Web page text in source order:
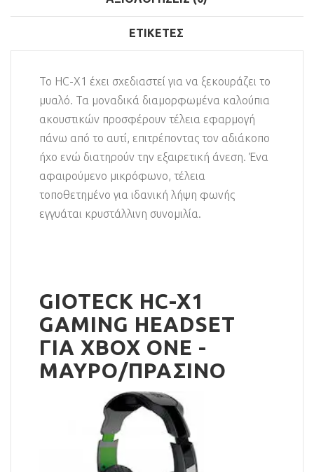
ΕΤΙΚΈΤΕΣ
Το HC-X1 έχει σχεδιαστεί για να ξεκουράζει το
μυαλό. Τα μοναδικά διαμορφωμένα καλούπια
ακουστικών προσφέρουν τέλεια εφαρμογή
πάνω από το αυτί, επιτρέποντας τον αδιάκοπο
ήχο ενώ διατηρούν την εξαιρετική άνεση. Ένα
αφαιρούμενο μικρόφωνο, τέλεια
τοποθετημένο για ιδανική λήψη φωνής
εγγυάται κρυστάλλινη συνομιλία.
GIOTECK HC-X1
GAMING HEADSET
ΓΙΑ XBOX ONE -
ΜΑΥΡΟ/ΠΡΑΣΙΝΟ